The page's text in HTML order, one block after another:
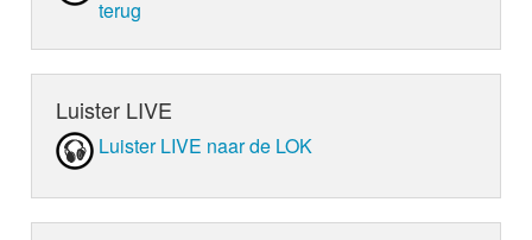
terug
Luister LIVE
Luister LIVE naar de LOK